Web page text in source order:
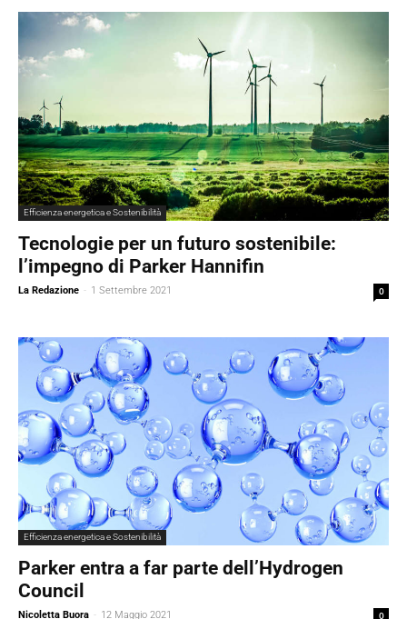
Efficienza energetica e Sostenibilità
Tecnologie per un futuro sostenibile:
l’impegno di Parker Hannifin
La Redazione - 1 Settembre 2021 0
Efficienza energetica e Sostenibilità
Parker entra a far parte dell’Hydrogen
Council
Nicoletta Buora - 12 Maggio 2021 0